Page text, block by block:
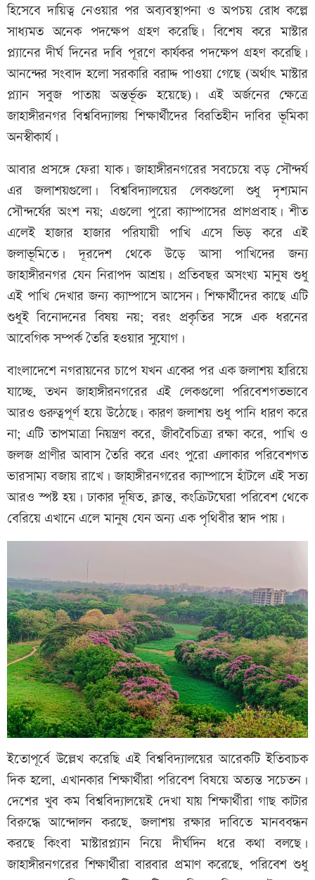
হিসেবে দায়িত্ব নেওয়ার পর অব্যবস্থাপনা ও অপচয় রোধ কল্পে
সাধ্যমত অনেক পদক্ষেপ গ্রহণ করেছি। বিশেষ করে মাস্টার
প্ল্যানের দীর্ঘ দিনের দাবি পূরণে কার্যকর পদক্ষেপ গ্রহণ করেছি।
আনন্দের সংবাদ হলো সরকারি বরাদ্দ পাওয়া গেছে (অর্থাৎ মাস্টার
প্ল্যান সবুজ পাতায় অন্তর্ভূক্ত হয়েছে)। এই অর্জনের ক্ষেত্রে
জাহাঙ্গীরনগর বিশ্ববিদ্যালয় শিক্ষার্থীদের বিরতিহীন দাবির ভূমিকা
অনস্বীকার্য।
আবার প্রসঙ্গে ফেরা যাক। জাহাঙ্গীরনগরের সবচেয়ে বড় সৌন্দর্য
এর জলাশয়গুলো। বিশ্ববিদ্যালয়ের লেকগুলো শুধু দৃশ্যমান
সৌন্দর্যের অংশ নয়; এগুলো পুরো ক্যাম্পাসের প্রাণপ্রবাহ। শীত
এলেই হাজার হাজার পরিযায়ী পাখি এসে ভিড় করে এই
জলাভূমিতে। দূরদেশ থেকে উড়ে আসা পাখিদের জন্য
জাহাঙ্গীরনগর যেন নিরাপদ আশ্রয়। প্রতিবছর অসংখ্য মানুষ শুধু
এই পাখি দেখার জন্য ক্যাম্পাসে আসেন। শিক্ষার্থীদের কাছে এটি
শুধুই বিনোদনের বিষয় নয়; বরং প্রকৃতির সঙ্গে এক ধরনের
আবেগিক সম্পর্ক তৈরি হওয়ার সুযোগ।
বাংলাদেশে নগরায়নের চাপে যখন একের পর এক জলাশয় হারিয়ে
যাচ্ছে, তখন জাহাঙ্গীরনগরের এই লেকগুলো পরিবেশগতভাবে
আরও গুরুত্বপূর্ণ হয়ে উঠেছে। কারণ জলাশয় শুধু পানি ধারণ করে
না; এটি তাপমাত্রা নিয়ন্ত্রণ করে, জীববৈচিত্র্য রক্ষা করে, পাখি ও
জলজ প্রাণীর আবাস তৈরি করে এবং পুরো এলাকার পরিবেশগত
ভারসাম্য বজায় রাখে। জাহাঙ্গীরনগরের ক্যাম্পাসে হাঁটলে এই সত্য
আরও স্পষ্ট হয়। ঢাকার দূষিত, ক্লান্ত, কংক্রিটঘেরা পরিবেশ থেকে
বেরিয়ে এখানে এলে মানুষ যেন অন্য এক পৃথিবীর স্বাদ পায়।
ইতোপূর্বে উল্লেখ করেছি এই বিশ্ববিদ্যালয়ের আরেকটি ইতিবাচক
দিক হলো, এখানকার শিক্ষার্থীরা পরিবেশ বিষয়ে অত্যন্ত সচেতন।
দেশের খুব কম বিশ্ববিদ্যালয়েই দেখা যায় শিক্ষার্থীরা গাছ কাটার
বিরুদ্ধে আন্দোলন করছে, জলাশয় রক্ষার দাবিতে মানববন্ধন
করছে কিংবা মাস্টারপ্ল্যান নিয়ে দীর্ঘদিন ধরে কথা বলছে।
জাহাঙ্গীরনগরের শিক্ষার্থীরা বারবার প্রমাণ করেছে, পরিবেশ শুধু